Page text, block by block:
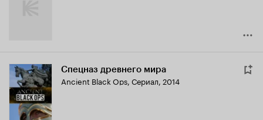
Спецназ древнего мира
Ancient Black Ops, Сериал, 2014